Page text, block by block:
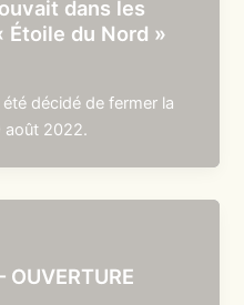
dans les
Étoile du Nord »
décidé de fermer la
août 2022.
OUVERTURE